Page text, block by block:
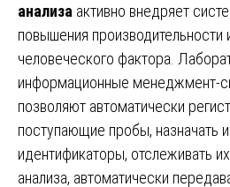
анализа активно внедряет
повышения производительности
человеческого фактора.
информационные менеджмент-
позволяют автоматически
поступающие пробы, назначать
идентификаторы, отслеживать
анализа, автоматически